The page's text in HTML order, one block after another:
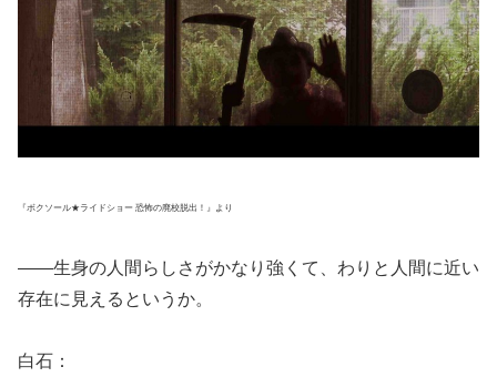
『ボクソール★ライドショー 恐怖の廃校脱出！』より
――生身の人間らしさがかなり強くて、わりと人間に近い
存在に見えるというか。
白石：